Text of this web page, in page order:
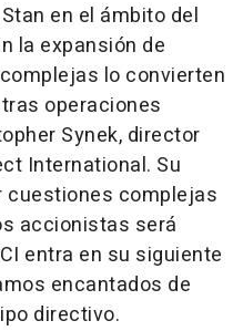
en el ámbito del
la expansión de
lo convierten
operaciones
Synek, director
International. Su
complejas
accionistas será
entra en su siguiente
encantados de
directivo.